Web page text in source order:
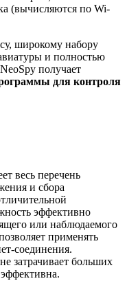
(вычисляются по Wi-
широкому набору
и полностью
получает
для контроля
весь перечень
и сбора
эффективно
или наблюдаемого
применять
соединения.
затрачивает больших